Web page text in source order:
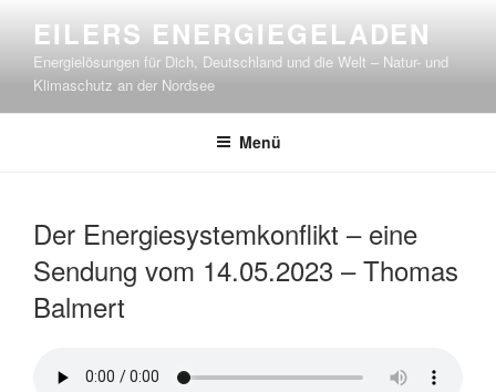
springen
EILERS ENERGIEGELADEN
Energielösungen für Dich, Deutschland und die Welt – Natur- und
Klimaschutz an der Nordsee
Menü
Der Energiesystemkonflikt – eine
Sendung vom 14.05.2023 – Thomas
Balmert